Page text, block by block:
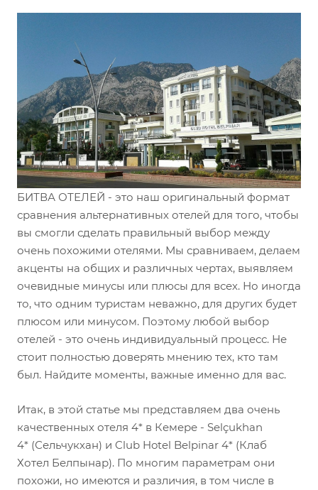
БИТВА ОТЕЛЕЙ - это наш оригинальный формат
сравнения альтернативных отелей для того, чтобы
вы смогли сделать правильный выбор между
очень похожими отелями. Мы сравниваем, делаем
акценты на общих и различных чертах, выявляем
очевидные минусы или плюсы для всех. Но иногда
то, что одним туристам неважно, для других будет
плюсом или минусом. Поэтому любой выбор
отелей - это очень индивидуальный процесс. Не
стоит полностью доверять мнению тех, кто там
был. Найдите моменты, важные именно для вас.
Итак, в этой статье мы представляем два очень
качественных отеля 4* в Кемере - Selçukhan
4* (Сельчукхан) и Club Hotel Belpinar 4* (Клаб
Хотел Белпынар). По многим параметрам они
похожи, но имеются и различия, в том числе в